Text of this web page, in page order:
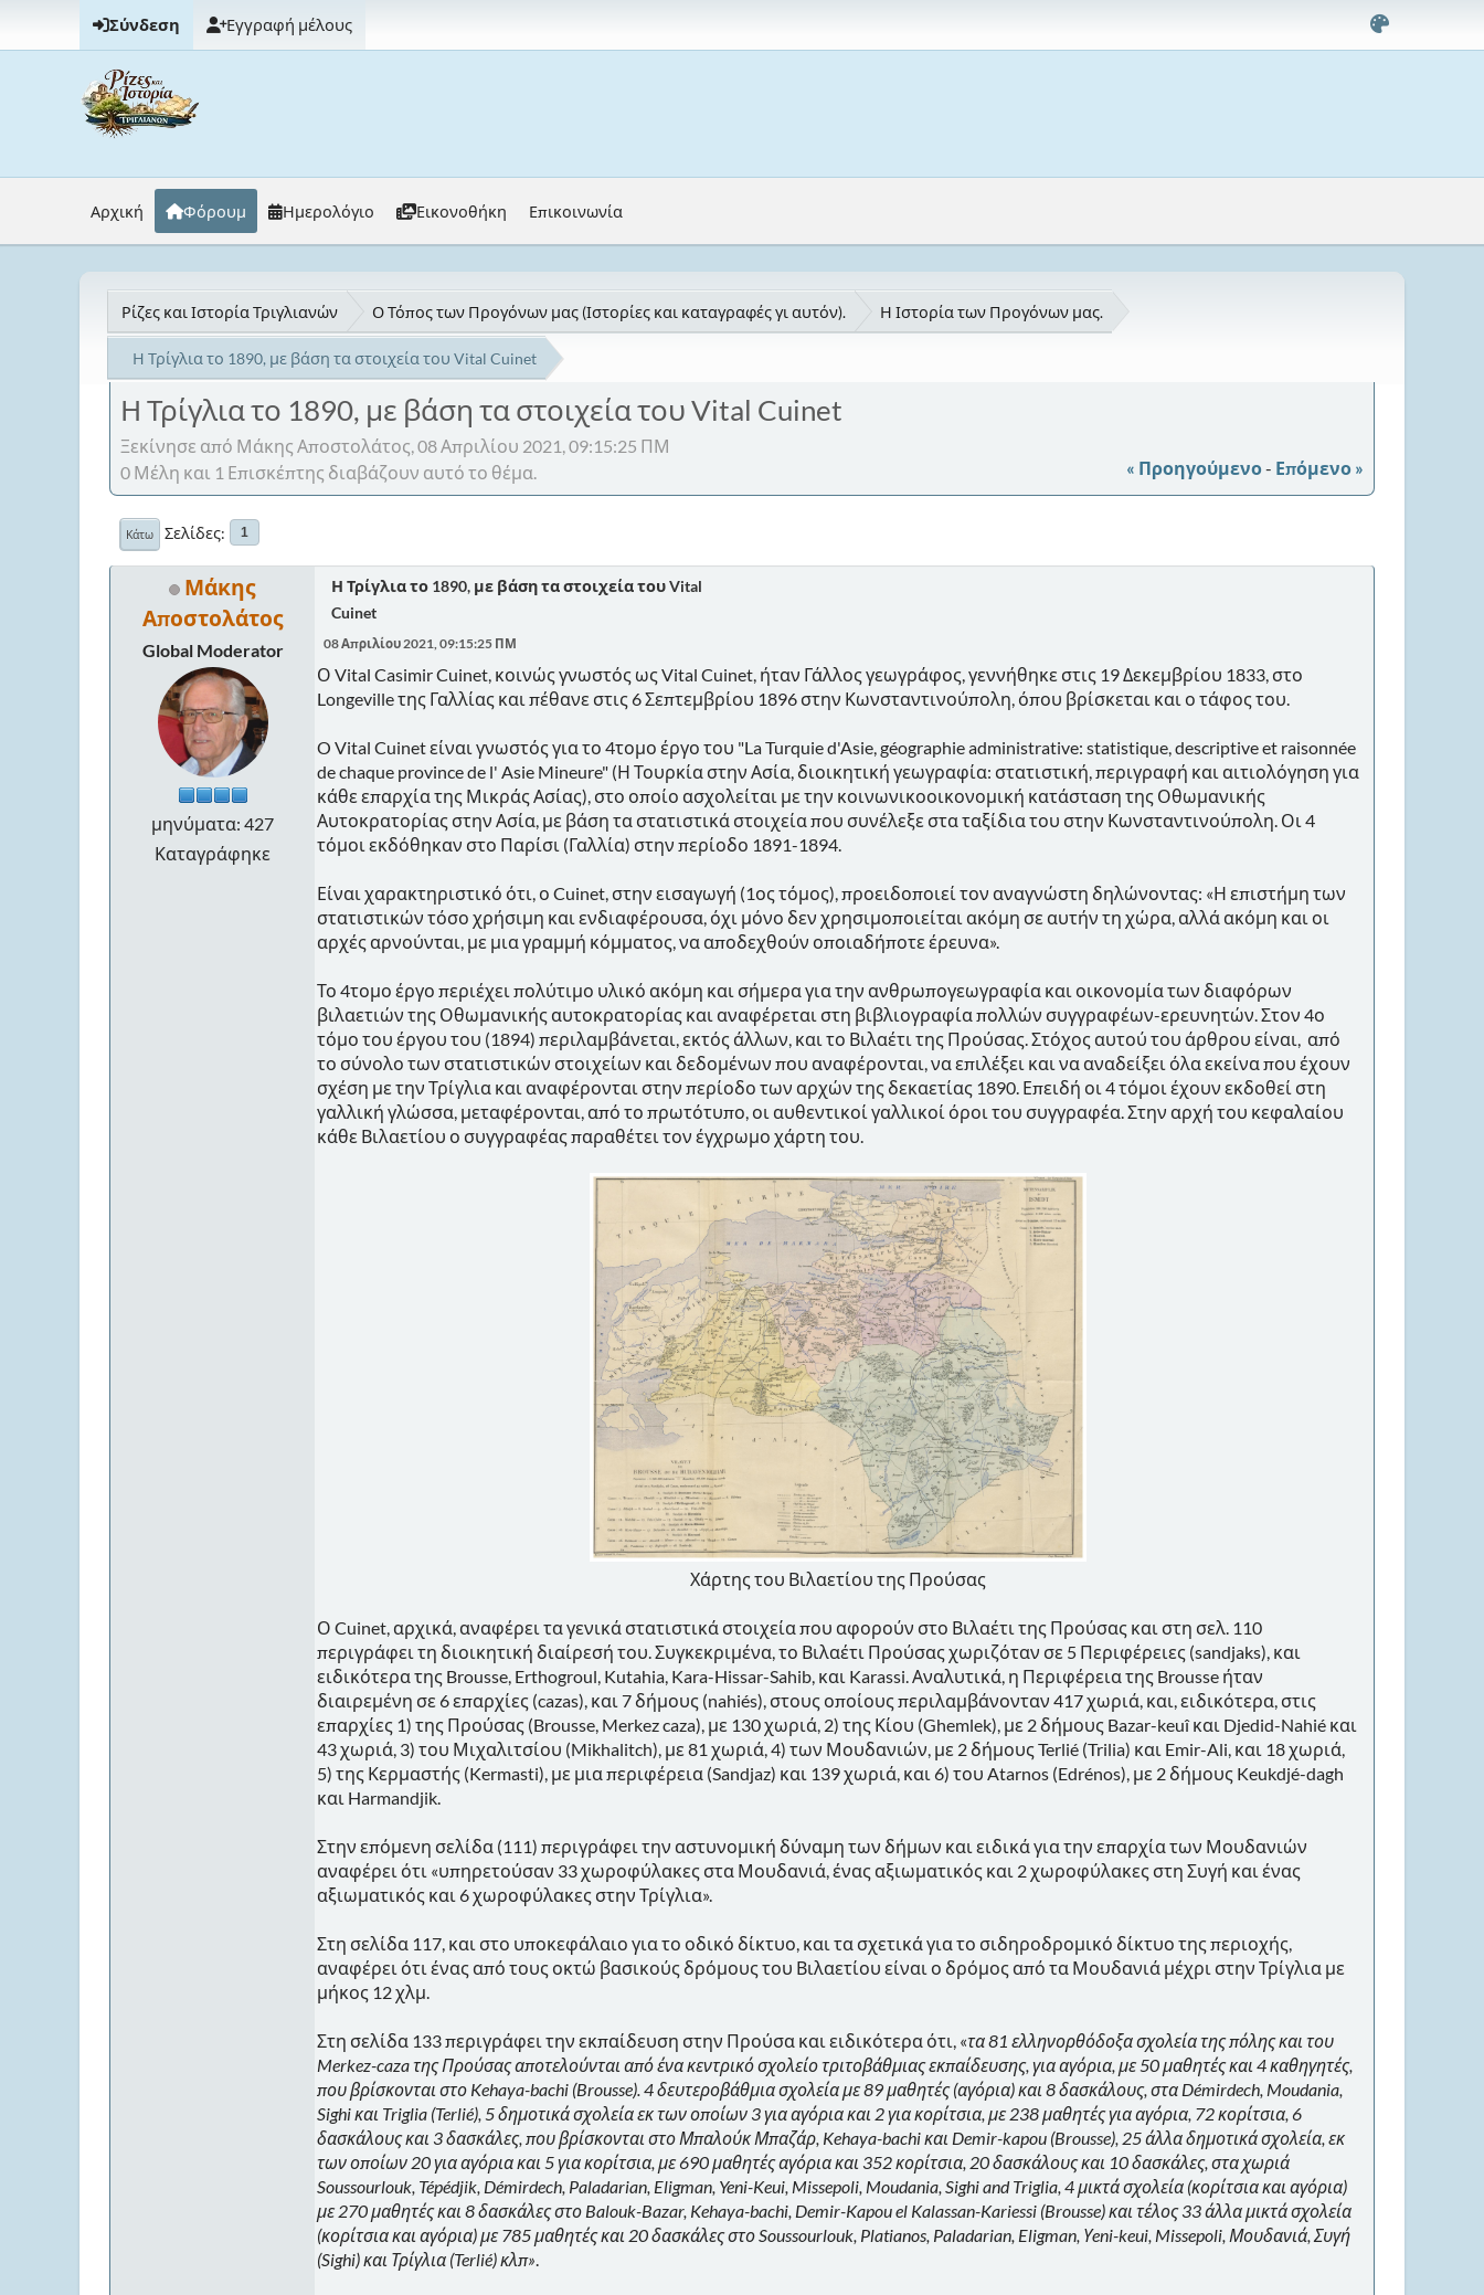
Σύνδεση Εγγραφή μέλους
Αρχική Φόρουμ Ημερολόγιο Εικονοθήκη Επικοινωνία
Ρίζες και Ιστορία Τριγλιανών Ο Τόπος των Προγόνων μας (Ιστορίες και καταγραφές γι αυτόν). Η Ιστορία των Προγόνων μας.
Η Τρίγλια το 1890, με βάση τα στοιχεία του Vital Cuinet
Η Τρίγλια το 1890, με βάση τα στοιχεία του Vital Cuinet
Ξεκίνησε από Μάκης Αποστολάτος, 08 Απριλίου 2021, 09:15:25 ΠΜ
« Προηγούμενο- Επόμενο »
0 Μέλη και 1 Επισκέπτης διαβάζουν αυτό το θέμα.
Κάτω Σελίδες 1
Μάκης
Αποστολάτος
Global Moderator
μηνύματα: 427
Καταγράφηκε
Η Τρίγλια το 1890, με βάση τα στοιχεία του Vital
Cuinet
08 Απριλίου 2021, 09:15:25 ΠΜ
Ο Vital Casimir Cuinet, κοινώς γνωστός ως Vital Cuinet, ήταν Γάλλος γεωγράφος, γεννήθηκε στις 19 Δεκεμβρίου 1833, στο
Longeville της Γαλλίας και πέθανε στις 6 Σεπτεμβρίου 1896 στην Κωνσταντινούπολη, όπου βρίσκεται και ο τάφος του.
O Vital Cuinet είναι γνωστός για το 4τομο έργο του "La Turquie d'Asie, géographie administrative: statistique, descriptive et raisonnée
de chaque province de l' Asie Mineure" (Η Τουρκία στην Ασία, διοικητική γεωγραφία: στατιστική, περιγραφή και αιτιολόγηση για
κάθε επαρχία της Μικράς Ασίας), στο οποίο ασχολείται με την κοινωνικοοικονομική κατάσταση της Οθωμανικής
Αυτοκρατορίας στην Ασία, με βάση τα στατιστικά στοιχεία που συνέλεξε στα ταξίδια του στην Κωνσταντινούπολη. Οι 4
τόμοι εκδόθηκαν στο Παρίσι (Γαλλία) στην περίοδο 1891-1894.
Είναι χαρακτηριστικό ότι, ο Cuinet, στην εισαγωγή (1ος τόμος), προειδοποιεί τον αναγνώστη δηλώνοντας: «Η επιστήμη των
στατιστικών τόσο χρήσιμη και ενδιαφέρουσα, όχι μόνο δεν χρησιμοποιείται ακόμη σε αυτήν τη χώρα, αλλά ακόμη και οι
αρχές αρνούνται, με μια γραμμή κόμματος, να αποδεχθούν οποιαδήποτε έρευνα».
Το 4τομο έργο περιέχει πολύτιμο υλικό ακόμη και σήμερα για την ανθρωπογεωγραφία και οικονομία των διαφόρων
βιλαετιών της Οθωμανικής αυτοκρατορίας και αναφέρεται στη βιβλιογραφία πολλών συγγραφέων-ερευνητών. Στον 4ο
τόμο του έργου του (1894) περιλαμβάνεται, εκτός άλλων, και το Βιλαέτι της Προύσας. Στόχος αυτού του άρθρου είναι, από
το σύνολο των στατιστικών στοιχείων και δεδομένων που αναφέρονται, να επιλέξει και να αναδείξει όλα εκείνα που έχουν
σχέση με την Τρίγλια και αναφέρονται στην περίοδο των αρχών της δεκαετίας 1890. Επειδή οι 4 τόμοι έχουν εκδοθεί στη
γαλλική γλώσσα, μεταφέρονται, από το πρωτότυπο, οι αυθεντικοί γαλλικοί όροι του συγγραφέα. Στην αρχή του κεφαλαίου
κάθε Βιλαετίου ο συγγραφέας παραθέτει τον έγχρωμο χάρτη του.
Χάρτης του Βιλαετίου της Προύσας
Ο Cuinet, αρχικά, αναφέρει τα γενικά στατιστικά στοιχεία που αφορούν στο Βιλαέτι της Προύσας και στη σελ. 110
περιγράφει τη διοικητική διαίρεσή του. Συγκεκριμένα, το Βιλαέτι Προύσας χωριζόταν σε 5 Περιφέρειες (sandjaks), και
ειδικότερα της Brousse, Erthogroul, Kutahia, Kara-Hissar-Sahib, και Karassi. Αναλυτικά, η Περιφέρεια της Brousse ήταν
διαιρεμένη σε 6 επαρχίες (cazas), και 7 δήμους (nahiés), στους οποίους περιλαμβάνονταν 417 χωριά, και, ειδικότερα, στις
επαρχίες 1) της Προύσας (Brousse, Merkez caza), με 130 χωριά, 2) της Κίου (Ghemlek), με 2 δήμους Bazar-keuî και Djedid-Nahié και
43 χωριά, 3) του Μιχαλιτσίου (Mikhalitch), με 81 χωριά, 4) των Μουδανιών, με 2 δήμους Terlié (Trilia) και Emir-Ali, και 18 χωριά,
5) της Κερμαστής (Kermasti), με μια περιφέρεια (Sandjaz) και 139 χωριά, και 6) του Atarnos (Edrénos), με 2 δήμους Keukdjé-dagh
και Harmandjik.
Στην επόμενη σελίδα (111) περιγράφει την αστυνομική δύναμη των δήμων και ειδικά για την επαρχία των Μουδανιών
αναφέρει ότι «υπηρετούσαν 33 χωροφύλακες στα Μουδανιά, ένας αξιωματικός και 2 χωροφύλακες στη Συγή και ένας
αξιωματικός και 6 χωροφύλακες στην Τρίγλια».
Στη σελίδα 117, και στο υποκεφάλαιο για το οδικό δίκτυο, και τα σχετικά για το σιδηροδρομικό δίκτυο της περιοχής,
αναφέρει ότι ένας από τους οκτώ βασικούς δρόμους του Βιλαετίου είναι ο δρόμος από τα Μουδανιά μέχρι στην Τρίγλια με
μήκος 12 χλμ.
Στη σελίδα 133 περιγράφει την εκπαίδευση στην Προύσα και ειδικότερα ότι, «τα 81 ελληνορθόδοξα σχολεία της πόλης και του
Merkez-caza της Προύσας αποτελούνται από ένα κεντρικό σχολείο τριτοβάθμιας εκπαίδευσης, για αγόρια, με 50 μαθητές και 4 καθηγητές,
που βρίσκονται στο Kehaya-bachi (Brousse). 4 δευτεροβάθμια σχολεία με 89 μαθητές (αγόρια) και 8 δασκάλους, στα Démirdech, Moudania,
Sighi και Triglia (Terlié), 5 δημοτικά σχολεία εκ των οποίων 3 για αγόρια και 2 για κορίτσια, με 238 μαθητές για αγόρια, 72 κορίτσια, 6
δασκάλους και 3 δασκάλες, που βρίσκονται στο Μπαλούκ Μπαζάρ, Kehaya-bachi και Demir-kapou (Brousse), 25 άλλα δημοτικά σχολεία, εκ
των οποίων 20 για αγόρια και 5 για κορίτσια, με 690 μαθητές αγόρια και 352 κορίτσια, 20 δασκάλους και 10 δασκάλες, στα χωριά
Soussourlouk, Tépédjik, Démirdech, Paladarian, Eligman, Yeni-Keui, Missepoli, Moudania, Sighi and Triglia, 4 μικτά σχολεία (κορίτσια και αγόρια)
με 270 μαθητές και 8 δασκάλες στο Balouk-Bazar, Kehaya-bachi, Demir-Kapou el Kalassan-Kariessi (Brousse) και τέλος 33 άλλα μικτά σχολεία
(κορίτσια και αγόρια) με 785 μαθητές και 20 δασκάλες στο Soussourlouk, Platianos, Paladarian, Eligman, Υeni-keui, Missepoli, Μουδανιά, Συγή
(Sighi) και Τρίγλια (Terlié) κλπ»